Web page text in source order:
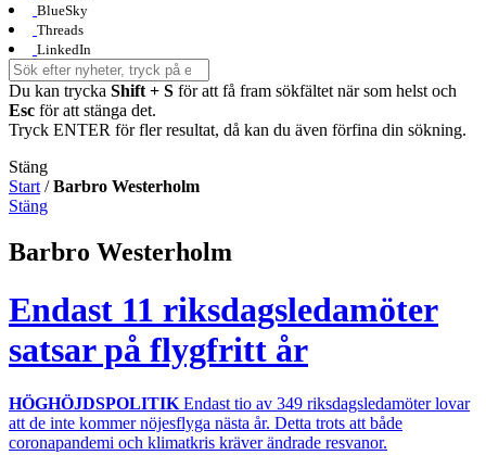
BlueSky
Threads
LinkedIn
Du kan trycka Shift + S för att få fram sökfältet när som helst och
Esc för att stänga det.
Tryck ENTER för fler resultat, då kan du även förfina din sökning.
Stäng
Start /Barbro Westerholm
Stäng
Barbro Westerholm
Endast 11 riksdagsledamöter
satsar på flygfritt år
HÖGHÖJDSPOLITIK Endast tio av 349 riksdagsledamöter lovar
att de inte kommer nöjesflyga nästa år. Detta trots att både
coronapandemi och klimatkris kräver ändrade resvanor.